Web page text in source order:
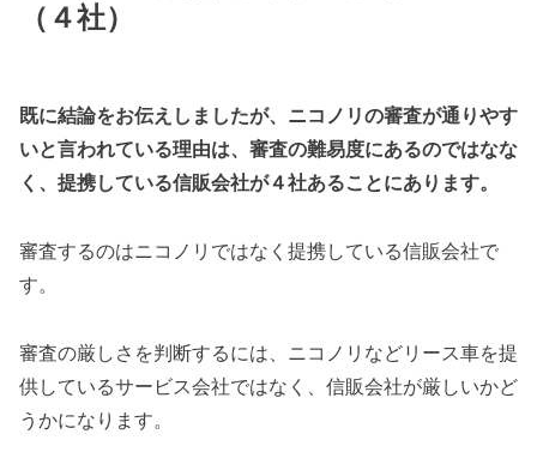
（４社）
既に結論をお伝えしましたが、ニコノリの審査が通りやす
いと言われている理由は、審査の難易度にあるのではなな
く、提携している信販会社が４社あることにあります。
審査するのはニコノリではなく提携している信販会社で
す。
審査の厳しさを判断するには、ニコノリなどリース車を提
供しているサービス会社ではなく、信販会社が厳しいかど
うかになります。